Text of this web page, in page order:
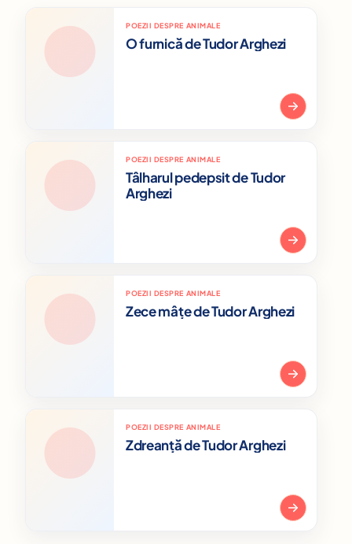
POEZII DESPRE ANIMALE
O furnică de Tudor Arghezi
POEZII DESPRE ANIMALE
Tâlharul pedepsit de Tudor
Arghezi
POEZII DESPRE ANIMALE
Zece mâțe de Tudor Arghezi
POEZII DESPRE ANIMALE
Zdreanță de Tudor Arghezi